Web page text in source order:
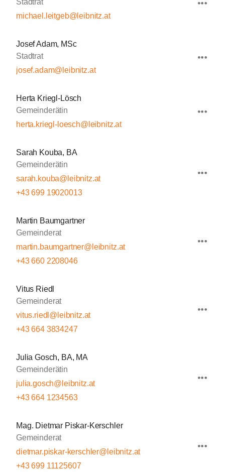
Stadtrat
michael.leitgeb@leibnitz.at
Josef Adam, MSc
Stadtrat
josef.adam@leibnitz.at
Herta Kriegl-Lösch
Gemeinderätin
herta.kriegl-loesch@leibnitz.at
Sarah Kouba, BA
Gemeinderätin
sarah.kouba@leibnitz.at
+43 699 19020013
Martin Baumgartner
Gemeinderat
martin.baumgartner@leibnitz.at
+43 660 2208046
Vitus Riedl
Gemeinderat
vitus.riedl@leibnitz.at
+43 664 3834247
Julia Gosch, BA, MA
Gemeinderätin
julia.gosch@leibnitz.at
+43 664 1234563
Mag. Dietmar Piskar-Kerschler
Gemeinderat
dietmar.piskar-kerschler@leibnitz.at
+43 699 11125607